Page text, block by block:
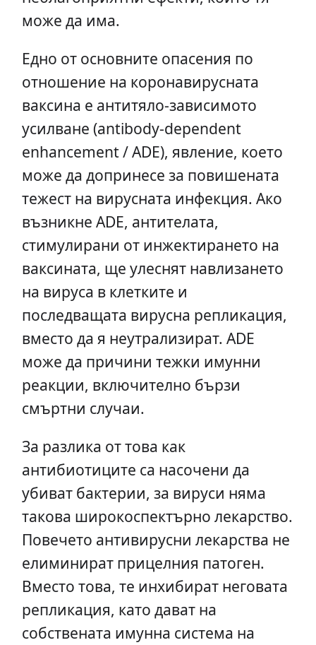
може да има.
Едно от основните опасения по
отношение на коронавирусната
ваксина е антитяло-зависимото
усилване (antibody-dependent
enhancement / ADE), явление, което
може да допринесе за повишената
тежест на вирусната инфекция. Ако
възникне ADE, антителата,
стимулирани от инжектирането на
ваксината, ще улеснят навлизането
на вируса в клетките и
последващата вирусна репликация,
вместо да я неутрализират. ADE
може да причини тежки имунни
реакции, включително бързи
смъртни случаи.
За разлика от това как
антибиотиците са насочени да
убиват бактерии, за вируси няма
такова широкоспектърно лекарство.
Повечето антивирусни лекарства не
елиминират прицелния патоген.
Вместо това, те инхибират неговата
репликация, като дават на
собствената имунна система на